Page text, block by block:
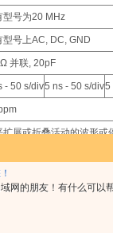
网的朋友！有什么可以
型号为20 MHz
型号上AC, DC, GND
并联, 20pF
- 50 s/div5 ns - 50 s/div5
扩展或折叠活动的波形或
板上的USB 主机端口支持
背面的USB 设备端口支